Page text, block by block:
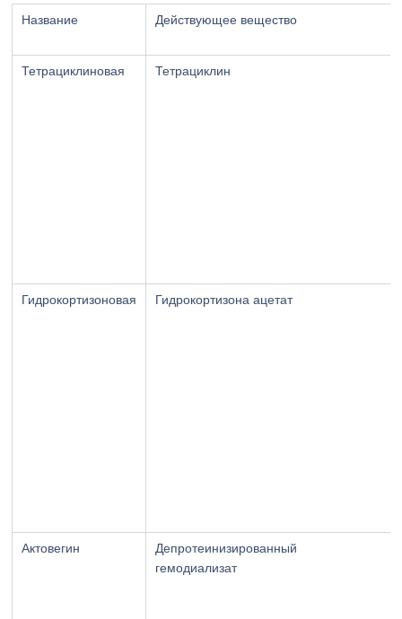
Название Действующее вещество
Тетрациклиновая Тетрациклин
Гидрокортизоновая Гидрокортизона ацетат
Актовегин
Депротеинизированный
гемодиализат